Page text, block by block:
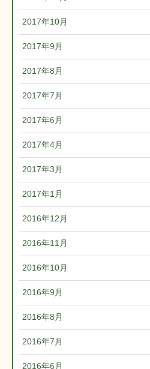
2017年10月
2017年9月
2017年8月
2017年7月
2017年6月
2017年4月
2017年3月
2017年1月
2016年12月
2016年11月
2016年10月
2016年9月
2016年8月
2016年7月
2016年6月